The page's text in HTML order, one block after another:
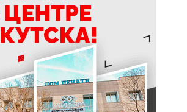
В Якутии стартовал
молодежный Суглан коренных
малочисленных народов
В Якутии заготовлено более
65% от годового плана сырого
молока